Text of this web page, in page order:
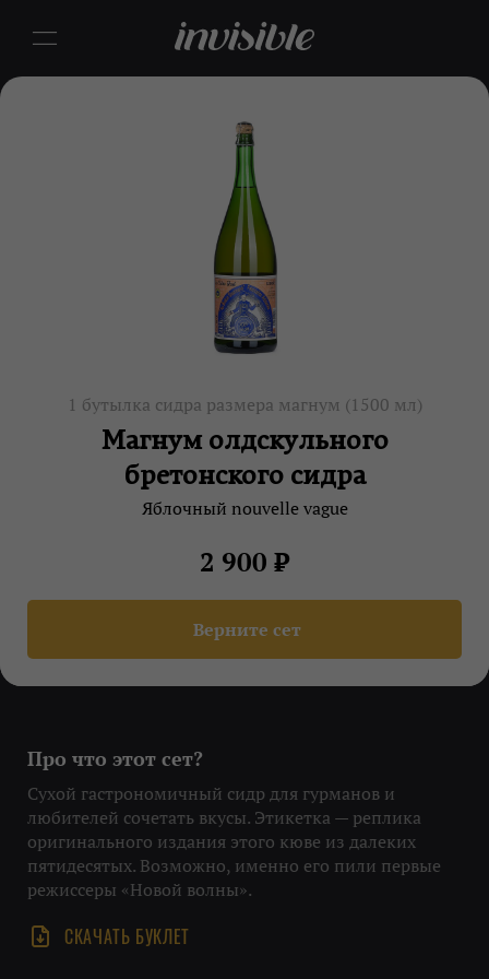
1 бутылка сидра размера магнум (1500 мл)
Магнум олдскульного
бретонского сидра
Яблочный nouvelle vague
2 900 ₽
Верните сет
Про что этот сет?
Сухой гастрономичный сидр для гурманов и
любителей сочетать вкусы. Этикетка — реплика
оригинального издания этого кюве из далеких
пятидесятых. Возможно, именно его пили первые
режиссеры «Новой волны».
СКАЧАТЬ БУКЛЕТ